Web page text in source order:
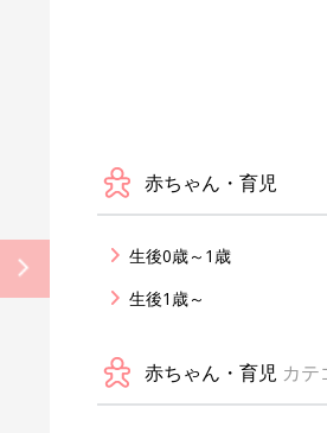
赤ちゃん・育児
生後0歳～1歳
生後1歳～
赤ちゃん・育児 カテ